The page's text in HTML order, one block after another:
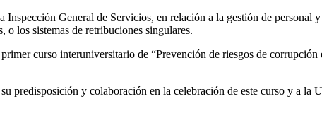
General de Servicios, en relación a la gestión de personal
o los sistemas de retribuciones singulares.
curso interuniversitario de “Prevención de riesgos de corrupción
predisposición y colaboración en la celebración de este curso y a la